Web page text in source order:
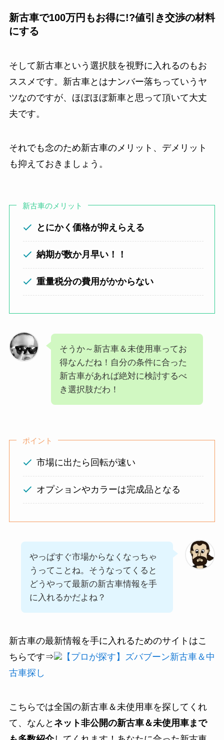
新古車で100万円もお得に!?値引き交渉の材料
にする
そして新古車という選択肢を視野に入れるのもお
ススメです。新古車とはナンバー落ちっていうヤ
ツなのですが、ほぼほぼ新車と思って頂いて大丈
夫です。
それでも念のため新古車のメリット、デメリット
も抑えておきましょう。
新古車のメリット
とにかく価格が抑えらえる
納期が数か月早い！！
重量税分の費用がかからない
そうか～新古車＆未使用車ってお
得なんだね！自分の条件に合った
新古車があれば絶対に検討するべ
き選択肢だわ！
ポイント
市場に出たら回転が速い
オプションやカラーは完成品となる
やっぱすぐ市場からなくなっちゃ
うってことね。そうなってくると
どうやって最新の新古車情報を手
に入れるかだよね？
新古車の最新情報を手に入れるためのサイトはこ
ちらです⇒
【プロが探す】ズバブーン新古車＆中
古車探し
こちらでは全国の新古車＆未使用車を探してくれ
て、なんと ネット非公開の新古車＆未使用車まで